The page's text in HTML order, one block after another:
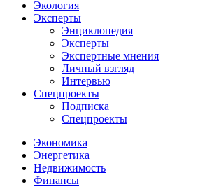
Экология
Эксперты
Энциклопедия
Эксперты
Экспертные мнения
Личный взгляд
Интервью
Спецпроекты
Подписка
Спецпроекты
Экономика
Энергетика
Недвижимость
Финансы